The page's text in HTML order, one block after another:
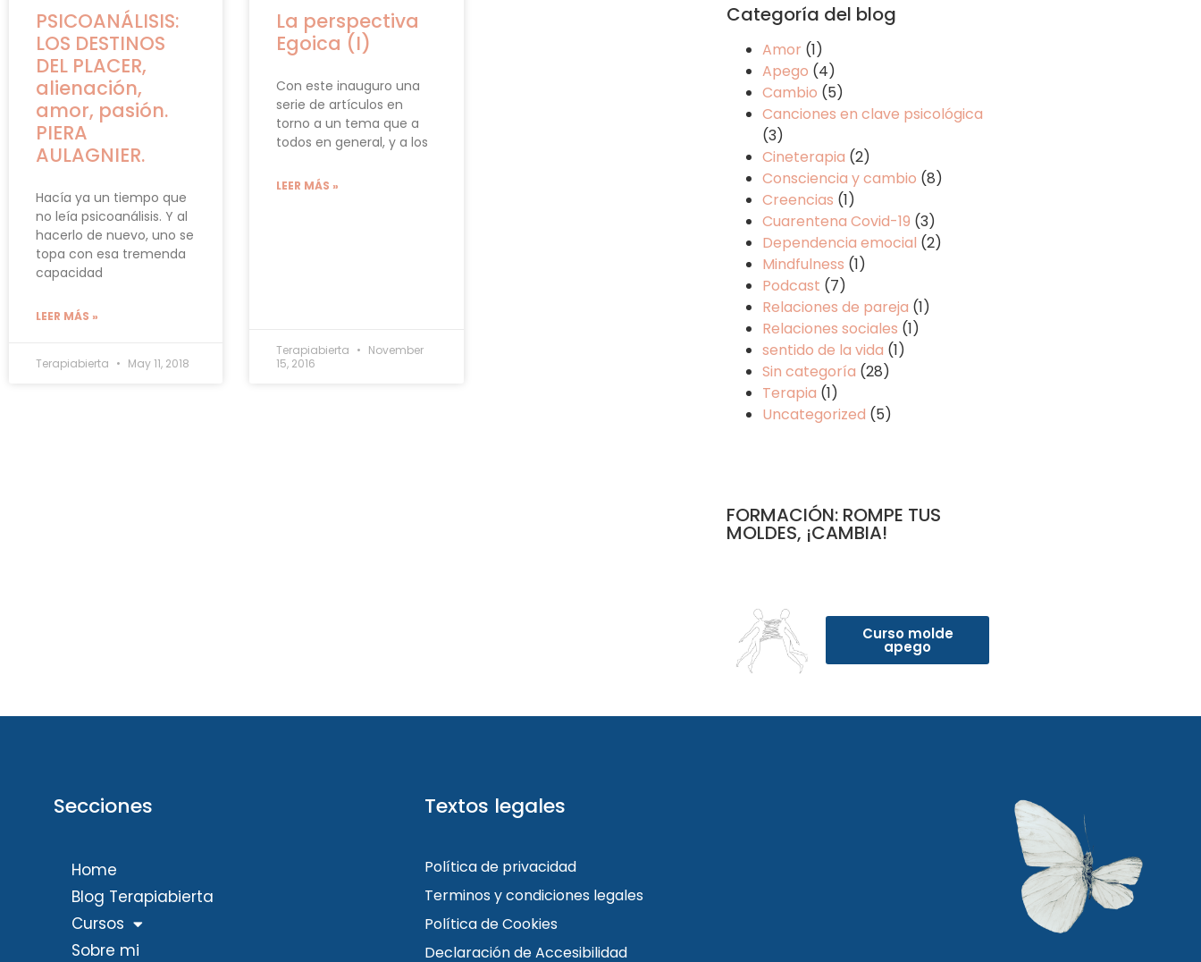
PSICOANÁLISIS:
LOS DESTINOS
DEL PLACER,
alienación,
amor, pasión.
PIERA
AULAGNIER.
Hacía ya un tiempo que
no leía psicoanálisis. Y al
hacerlo de nuevo, uno se
topa con esa tremenda
capacidad
LEER MÁS »
Terapiabierta May 11, 2018
La perspectiva
Egoica (I)
Con este inauguro una
serie de artículos en
torno a un tema que a
todos en general, y a los
LEER MÁS »
Terapiabierta
November
15, 2016
Categoría del blog
Amor (1)
Apego (4)
Cambio (5)
Canciones en clave psicológica
(3)
Cineterapia (2)
Consciencia y cambio (8)
Creencias (1)
Cuarentena Covid-19 (3)
Dependencia emocial (2)
Mindfulness (1)
Podcast (7)
Relaciones de pareja (1)
Relaciones sociales (1)
sentido de la vida (1)
Sin categoría (28)
Terapia (1)
Uncategorized (5)
FORMACIÓN: ROMPE TUS
MOLDES, ¡CAMBIA!
Curso molde
apego
Secciones
Home
Blog Terapiabierta
Cursos
Sobre mi
Textos legales
Política de privacidad
Terminos y condiciones legales
Política de Cookies
Declaración de Accesibilidad